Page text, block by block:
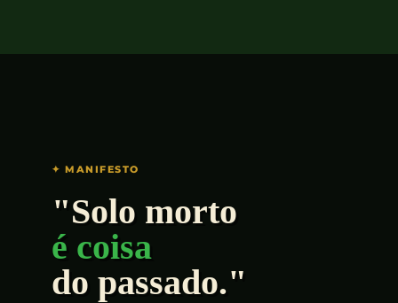
✦ MANIFESTO
"Solo morto
é coisa
do passado."